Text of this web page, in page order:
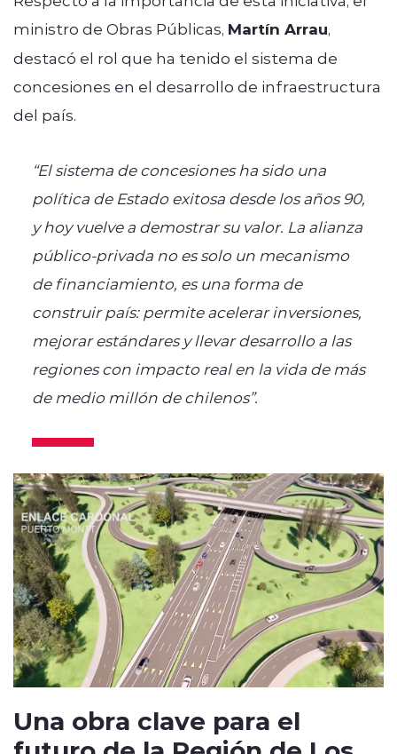
ministro de Obras Públicas, Martín Arrau,
destacó el rol que ha tenido el sistema de
concesiones en el desarrollo de infraestructura
del país.
“El sistema de concesiones ha sido una
política de Estado exitosa desde los años 90,
y hoy vuelve a demostrar su valor. La alianza
público-privada no es solo un mecanismo
de financiamiento, es una forma de
construir país: permite acelerar inversiones,
mejorar estándares y llevar desarrollo a las
regiones con impacto real en la vida de más
de medio millón de chilenos”.
Una obra clave para el